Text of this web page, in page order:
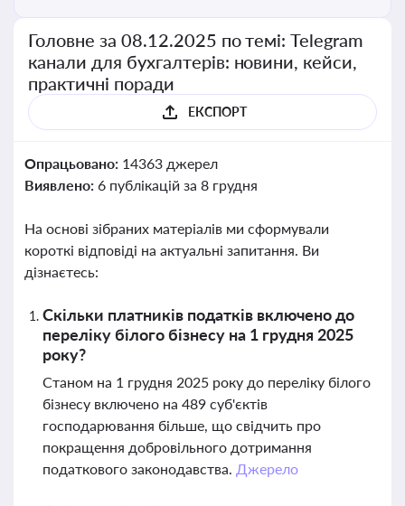
Головне за 08.12.2025 по темі: Telegram
канали для бухгалтерів: новини, кейси,
практичні поради
ЕКСПОРТ
Опрацьовано: 14363 джерел
Виявлено: 6 публікацій за 8 грудня
На основі зібраних матеріалів ми сформували
короткі відповіді на актуальні запитання. Ви
дізнаєтесь:
Скільки платників податків включено до
переліку білого бізнесу на 1 грудня 2025
року?
Станом на 1 грудня 2025 року до переліку білого
бізнесу включено на 489 суб'єктів
господарювання більше, що свідчить про
покращення добровільного дотримання
податкового законодавства. Джерело